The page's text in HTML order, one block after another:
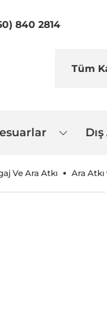
840 2814
Ve Ara Atkı Ara Atkı